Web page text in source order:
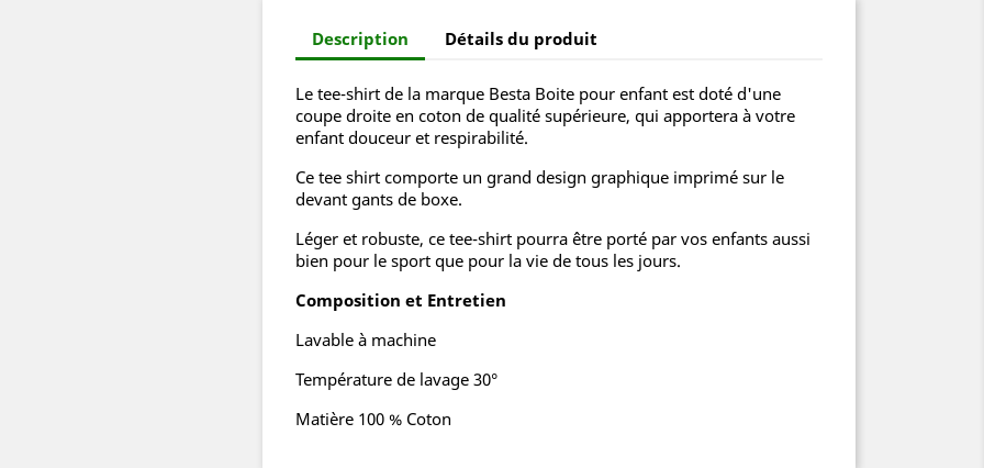
Description Détails du produit
Le tee-shirt de la marque Besta Boite pour enfant est doté d'une
coupe droite en coton de qualité supérieure, qui apportera à votre
enfant douceur et respirabilité.
Ce tee shirt comporte un grand design graphique imprimé sur le
devant gants de boxe.
Léger et robuste, ce tee-shirt pourra être porté par vos enfants aussi
bien pour le sport que pour la vie de tous les jours.
Composition et Entretien
Lavable à machine
Température de lavage 30°
Matière 100 % Coton